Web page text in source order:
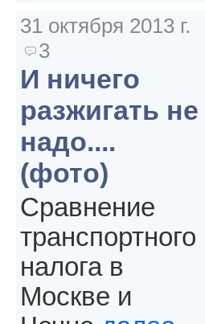
31 октября 2013 г.
3
И ничего
разжигать не
надо....
(фото)
Сравнение
транспортного
налога в
Москве и